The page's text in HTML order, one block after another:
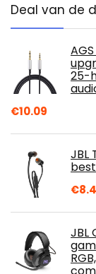
Deal van de
25-
€10.09
JBL
€
JBL